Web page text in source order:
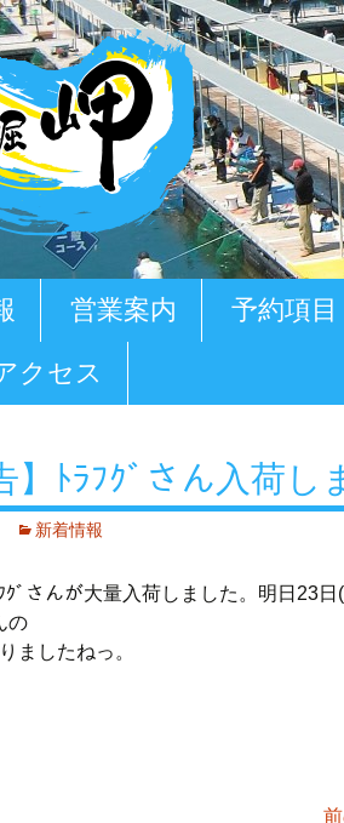
営業案内 予約項目
クセス
】ﾄﾗﾌｸﾞさん入荷し
新着情報
ｸﾞさんが大量入荷しました。明日23
の
ましたねっ。